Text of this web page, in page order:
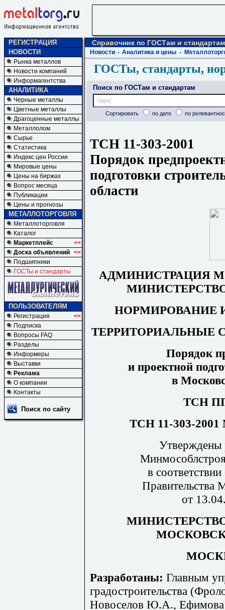
РЕГИСТРАЦИЯ
НОВОСТИ
Рынка металлов
Новости компаний
Информагентства
АНАЛИТИКА
Черные металлы
Цветные металлы
Драгоценные металлы
Металлолом
Сырье
Статистика
Индекс цен России
Мировые цены
Цены на биржах
Вопрос месяца
Публикации
Цены и прогнозы
МЕТАЛЛОТОРГОВЛЯ
Металлоторговля
Каталог
Маркетплейс
<<
Доска объявлений <<
Подшипники
ГОСТы и стандарты
ПОЛЬЗОВАТЕЛЯМ
Регистрация
<<
Подписка
Вопросы FAQ
Разделы
Информеры
Выставки
Реклама
О компании
Контакты
Поиск по сайту
Справочник по ГОСТам и стандартам
Новости Аналитика и цены
ГОСТы, стандарты,
Поиск по ГОСТам и стандартам
Сортировать по дате по
ТСН 11-303-2001
Порядок
подготовки
области
АДМИНИСТРАЦИЯ
НОРМИРОВАНИЕ
ТЕРРИТОРИАЛЬНЫЕ
Порядок
и проектной
в
ТСН
ТСН 11-303-2001
Утверждены
в
Правительства
от
Разработаны: Главным
градостроительства
Новоселов Ю.А.,